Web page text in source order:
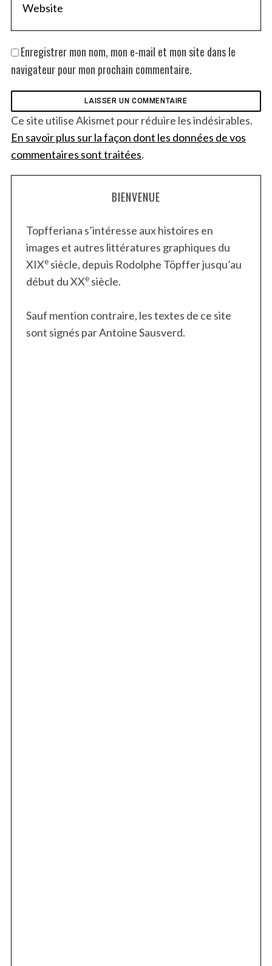
Enregistrer mon nom, mon e-mail et mon site dans le
navigateur pour mon prochain commentaire.
Ce site utilise Akismet pour réduire les indésirables.
En savoir plus sur la façon dont les données de vos
commentaires sont traitées.
BIENVENUE
Topfferiana s’intéresse aux histoires en
images et autres littératures graphiques du
XIXesiècle, depuis Rodolphe Töpffer jusqu’au
début du XXesiècle.
Sauf mention contraire, les textes de ce site
sont signés par Antoine Sausverd.